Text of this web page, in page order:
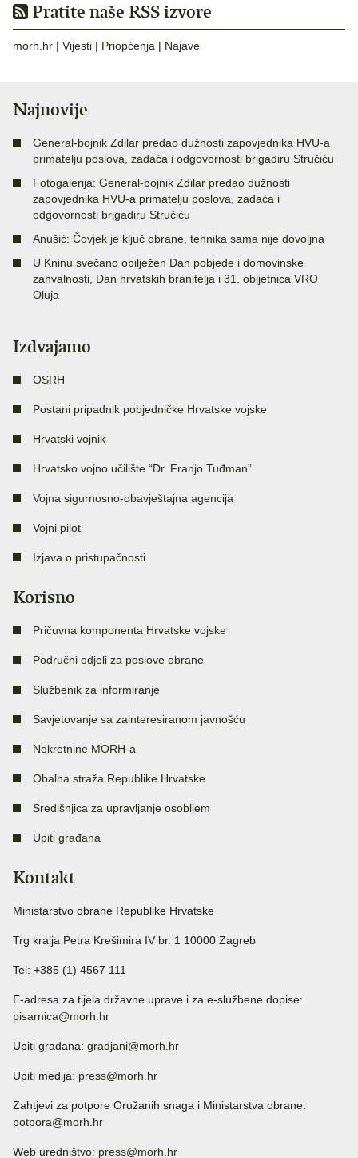
Pratite naše RSS izvore
morh.hr | Vijesti | Priopćenja | Najave
Najnovije
General-bojnik Zdilar predao dužnosti zapovjednika HVU-a
primatelju poslova, zadaća i odgovornosti brigadiru Stručiću
Fotogalerija: General-bojnik Zdilar predao dužnosti
zapovjednika HVU-a primatelju poslova, zadaća i
odgovornosti brigadiru Stručiću
Anušić: Čovjek je ključ obrane, tehnika sama nije dovoljna
U Kninu svečano obilježen Dan pobjede i domovinske
zahvalnosti, Dan hrvatskih branitelja i 31. obljetnica VRO
Oluja
Izdvajamo
OSRH
Postani pripadnik pobjedničke Hrvatske vojske
Hrvatski vojnik
Hrvatsko vojno učilište “Dr. Franjo Tuđman”
Vojna sigurnosno-obavještajna agencija
Vojni pilot
Izjava o pristupačnosti
Korisno
Pričuvna komponenta Hrvatske vojske
Područni odjeli za poslove obrane
Službenik za informiranje
Savjetovanje sa zainteresiranom javnošću
Nekretnine MORH-a
Obalna straža Republike Hrvatske
Središnjica za upravljanje osobljem
Upiti građana
Kontakt
Ministarstvo obrane Republike Hrvatske
Trg kralja Petra Krešimira IV br. 1 10000 Zagreb
Tel: +385 (1) 4567 111
E-adresa za tijela državne uprave i za e-službene dopise:
pisarnica@morh.hr
Upiti građana: gradjani@morh.hr
Upiti medija: press@morh.hr
Zahtjevi za potpore Oružanih snaga i Ministarstva obrane:
potpora@morh.hr
Web uredništvo: press@morh.hr